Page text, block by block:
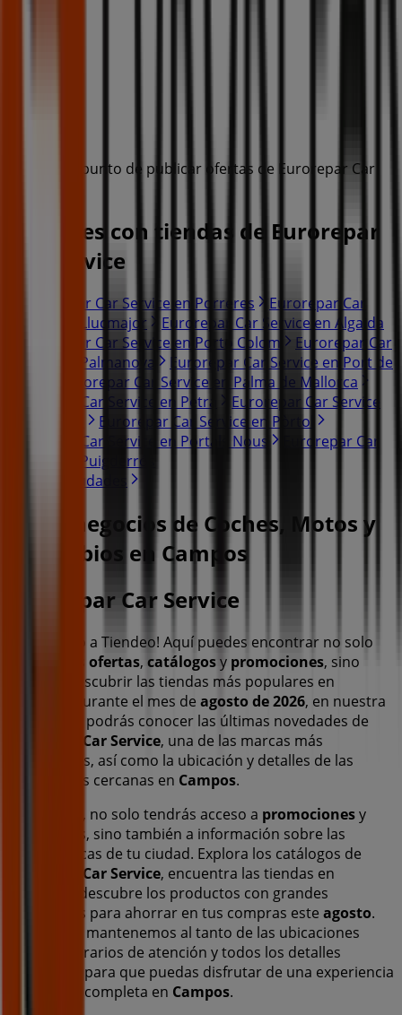
Estamos a punto de publicar ofertas de Eurorepar Car
Ciudades con tiendas de Eurorepar
Car Service
Eurorepar Car Service en Porreres
Eurorepar Car
Service en Llucmajor
Eurorepar Car Service en Algaida
Eurorepar Car Service en Porto Colom
Eurorepar Car
Service en Palmanova
Eurorepar Car Service en Port de
Eurorepar Car Service en Palma de Mallorca
Eurorepar Car Service en Petra
Eurorepar Car Service
Eurorepar Car Service en Pòrtol
Eurorepar Car Service en Portals Nous
Eurorepar Car
Service en Puigderrós
Ver más ciudades
Otros negocios de Coches, Motos y
Recambios en Campos
Eurorepar Car Service
¡Bienvenido a Tiendeo! Aquí puedes encontrar no solo
ofertas, catálogosy promociones, sino
también descubrir las tiendas más populares en
. Durante el mes de agosto de 2026, en nuestra
plataforma podrás conocer las últimas novedades de
Eurorepar Car Service, una de las marcas más
reconocidas, así como la ubicación y detalles de las
tiendas más cercanas en Campos.
En Tiendeo, no solo tendrás acceso a promocionesy
descuentos, sino también a información sobre las
tiendas físicas de tu ciudad. Explora los catálogos de
Eurorepar Car Service, encuentra las tiendas en
y descubre los productos con grandes
descuentos para ahorrar en tus compras este agosto.
Además, te mantenemos al tanto de las ubicaciones
exactas, horarios de atención y todos los detalles
necesarios para que puedas disfrutar de una experiencia
de compra completa en Campos.